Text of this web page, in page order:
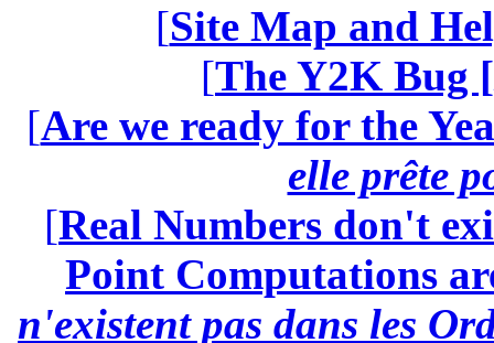
[Site Map and
[The Y2K Bug [
[Are we ready for the
elle prête
[Real Numbers don't
Point Computations
n'existent pas dans les